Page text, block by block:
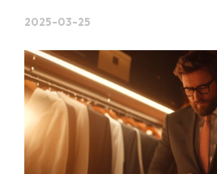
2025-03-25